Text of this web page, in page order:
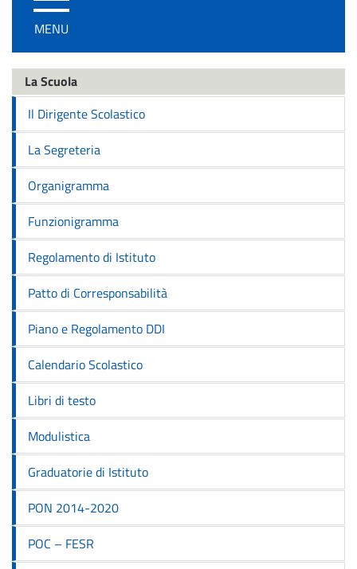
/
disattiva
navigazione
MENU
La Scuola
Il Dirigente Scolastico
La Segreteria
Organigramma
Funzionigramma
Regolamento di Istituto
Patto di Corresponsabilità
Piano e Regolamento DDI
Calendario Scolastico
Libri di testo
Modulistica
Graduatorie di Istituto
PON 2014-2020
POC – FESR